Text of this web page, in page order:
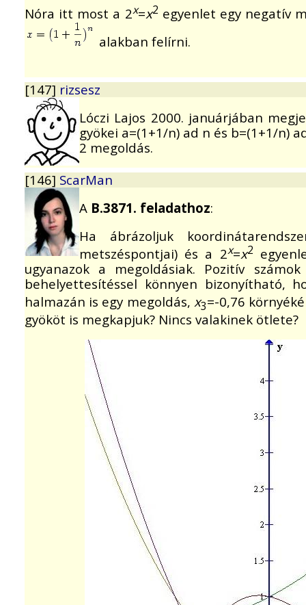
Nóra itt most a 2x=x2 egyenlet egy negatív
alakban felírni.
[147] rizsesz
Lóczi Lajos 2000. januárjában
gyökei a=(1+1/n) ad n és b=(1+1/n)
2 megoldás.
[146] ScarMan
A B.3871. feladathoz:
Ha ábrázoljuk
metszéspontjai) és a 2x=x2
ugyanazok a megoldásiak. Pozitív
behelyettesítéssel könnyen bizonyítható,
halmazán is egy megoldás, x3=-0,76
gyököt is megkapjuk? Nincs valakinek ötlete?